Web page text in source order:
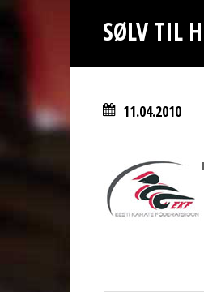
SØLV TIL
11.04.2010